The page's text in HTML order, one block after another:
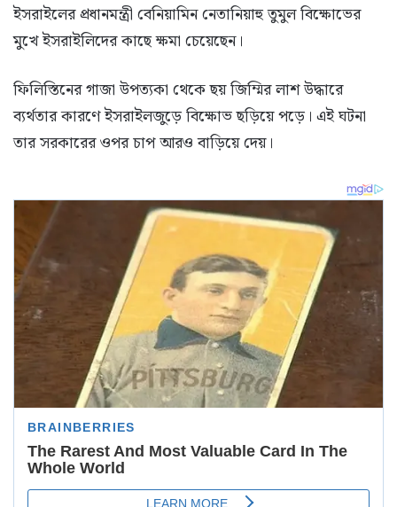
ইসরাইলের প্রধানমন্ত্রী বেনিয়ামিন নেতানিয়াহু তুমুল বিক্ষোভের
মুখে ইসরাইলিদের কাছে ক্ষমা চেয়েছেন।
ফিলিস্তিনের গাজা উপত্যকা থেকে ছয় জিম্মির লাশ উদ্ধারে
ব্যর্থতার কারণে ইসরাইলজুড়ে বিক্ষোভ ছড়িয়ে পড়ে। এই ঘটনা
তার সরকারের ওপর চাপ আরও বাড়িয়ে দেয়।